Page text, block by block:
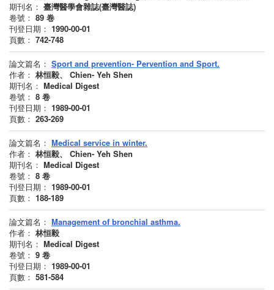
期刊名： 臺灣醫學會雜誌(臺灣醫誌)
卷號： 89 卷
刊登日期： 1990-00-01
頁數： 742-748
論文篇名： Sport and prevention- Pervention and Sport.
作者： 林恒毅、 Chien- Yeh Shen
期刊名： Medical Digest
卷號： 8 卷
刊登日期： 1989-00-01
頁數： 263-269
論文篇名： Medical service in winter.
作者： 林恒毅、 Chien- Yeh Shen
期刊名： Medical Digest
卷號： 8 卷
刊登日期： 1989-00-01
頁數： 188-189
論文篇名： Management of bronchial asthma.
作者： 林恒毅
期刊名： Medical Digest
卷號： 9 卷
刊登日期： 1989-00-01
頁數： 581-584